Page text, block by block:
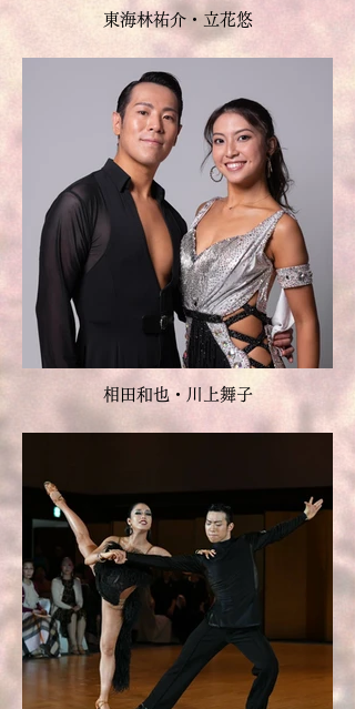
東海林祐介・立花悠
相田和也・川上舞子